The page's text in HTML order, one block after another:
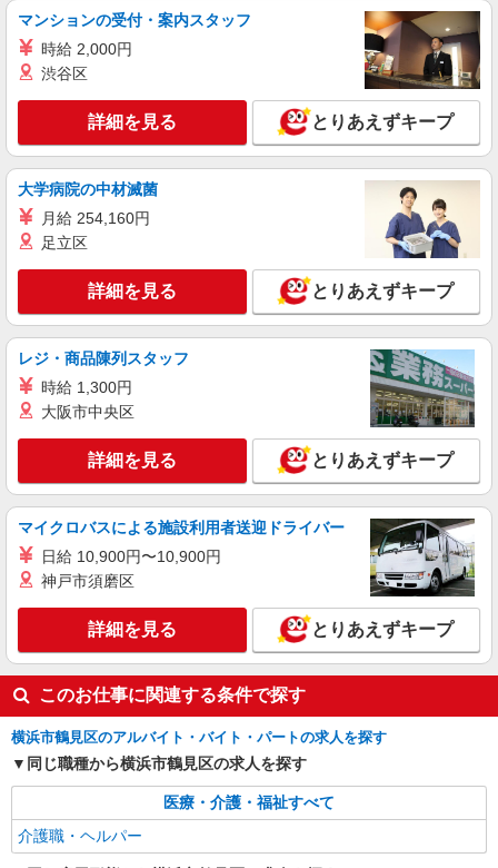
アルバイト パート 派遣社員 紹介予定派遣
日研トータルソーシング株式会社 メディカルケア事業部/横浜オフィ
ス
未経験・無資格OKの介護スタッフ
時給1,500円〜1,750円 ★週払いOK（規定あ
り） ※給与幅は経験・能力による
神奈川県横浜市鶴見区 【最寄駅】［JR］京浜
東北線鶴見 ［JR］鶴見線鶴見 ★勤務地は3000ヶ
所以上★ 自宅から通いやすいエリアなど、お好き
詳細を見る
株式会社kotrio /●YK-H-2100886
＼最強の福利厚生！／矢向駅のシニアマンショ
ンで見守りなど
時給1600円〜2250円 ＜日払い有/週払い有/交
鶴見区 【最寄：矢向駅】
キープ 詳細を見る
派遣社員
株式会社kotrio /●YK-H-1538565
障がい者さんの自立支援｜軽作業見守り等≪日
払い/平日のみ可≫
時給1600円〜2250円 ◆日払い/週払いOK/交
通費全支給（ガソリン代含む）◆
横浜市鶴見区｜最寄り駅：鶴見駅
キープ 詳細を見る
日研トータルソーシング株式会社 メディカルケア事業部/横浜オフィ
ス
介護スタッフ／資格あり or 経験者
マンションの受付・案内スタッフ
時給 2,000円
渋谷区
詳細を見る とりあえずキープ
大学病院の中材滅菌
月給 254,160円
足立区
詳細を見る とりあえずキープ
レジ・商品陳列スタッフ
時給 1,300円
大阪市中央区
詳細を見る とりあえずキープ
マイクロバスによる施設利用者送迎ドライバー
日給 10,900円〜10,900円
神戸市須磨区
詳細を見る とりあえずキープ
このお仕事に関連する条件で探す
横浜市鶴見区のアルバイト・バイト・パートの求人を探す
同じ職種から横浜市鶴見区の求人を探す
医療・介護・福祉すべて
介護職・ヘルパー